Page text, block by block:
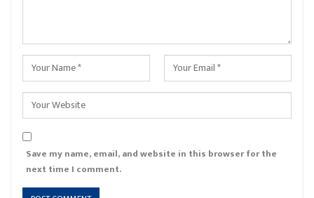
Save my name, email, and website in this browser for the
next time I comment.